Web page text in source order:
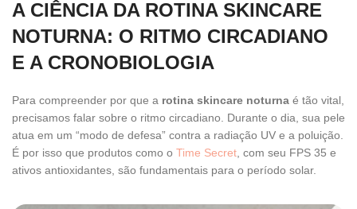
A CIÊNCIA DA ROTINA SKINCARE
NOTURNA: O RITMO CIRCADIANO
E A CRONOBIOLOGIA
Para compreender por que a rotina skincare noturna é tão vital,
precisamos falar sobre o ritmo circadiano. Durante o dia, sua pele
atua em um “modo de defesa” contra a radiação UV e a poluição.
É por isso que produtos como o Time Secret , com seu FPS 35 e
ativos antioxidantes, são fundamentais para o período solar.